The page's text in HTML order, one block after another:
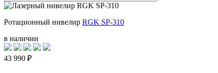
Ротационный нивелир RGK SP-310
в наличии
43 990 ₽